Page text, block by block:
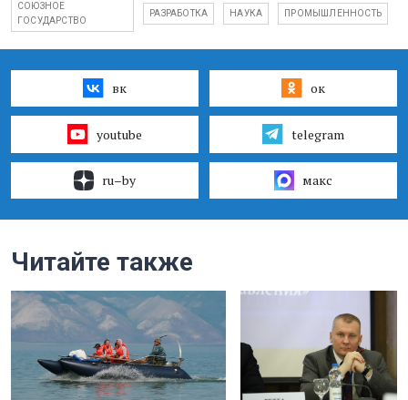
СОЮЗНОЕ
ГОСУДАРСТВО
РАЗРАБОТКА НАУКА ПРОМЫШЛЕННОСТЬ
вк ок
youtube telegram
ru–by макс
Читайте также